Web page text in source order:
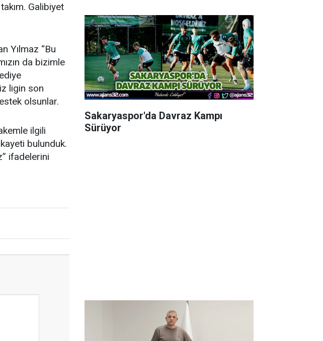
Galibiyet
Yılmaz “Bu
da bizimle
ligin son
olsunlar.
ilgili
bulunduk.
ifadelerini
Sakaryaspor'da Davraz Kampı
Sürüyor